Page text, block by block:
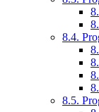
8.4.
8.5.